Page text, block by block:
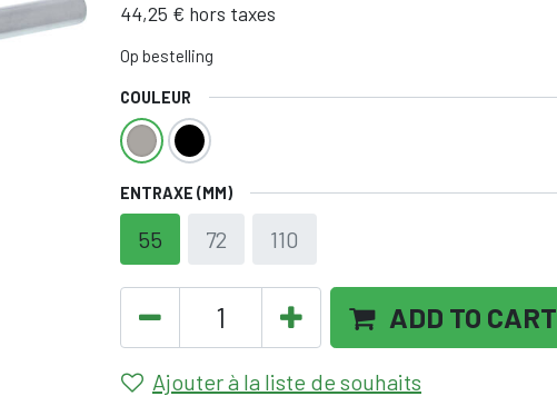
44,25 € hors taxes
Op bestelling
COULEUR
ENTRAXE (MM)
55 72 110
ADD TO CART
Ajouter à la liste de souhaits